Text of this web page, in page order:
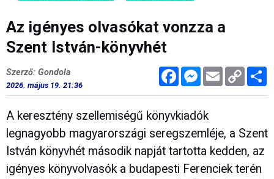
Az igényes olvasókat vonzza a
Szent István-könyvhét
FacebookMessenger
Email Copy
Link
Szerző: Gondola
2026. május 19. 21:36
A keresztény szellemiségű könyvkiadók
legnagyobb magyarországi seregszemléje, a Szent
István könyvhét második napját tartotta kedden, az
igényes könyvolvasók a budapesti Ferenciek terén